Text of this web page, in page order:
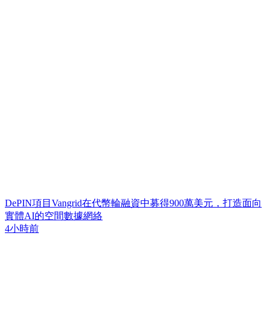
DePIN項目Vangrid在代幣輪融資中募得900萬美元，打造面向
實體AI的空間數據網絡
4小時前